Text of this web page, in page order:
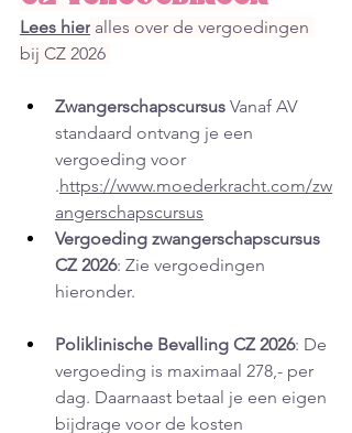
Lees hier alles over de vergoedingen
bij CZ 2026
Zwangerschapscursus Vanaf AV
standaard ontvang je een
vergoeding voor
.https://www.moederkracht.com/zw
angerschapscursus
Vergoeding zwangerschapscursus
CZ 2026: Zie vergoedingen
hieronder.
Poliklinische Bevalling CZ 2026: De
vergoeding is maximaal 278,- per
dag. Daarnaast betaal je een eigen
bijdrage voor de kosten